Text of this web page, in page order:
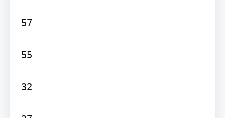
57
55
32